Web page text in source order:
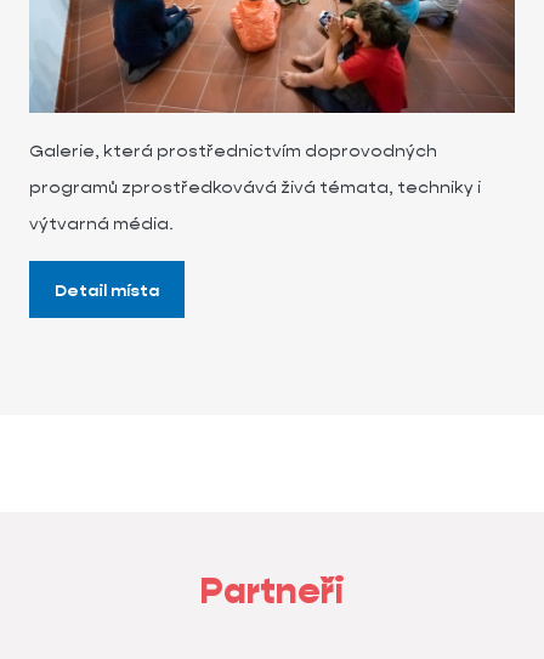
Galerie, která prostřednictvím doprovodných
programů zprostředkovává živá témata, techniky i
výtvarná média.
Detail místa
Partneři